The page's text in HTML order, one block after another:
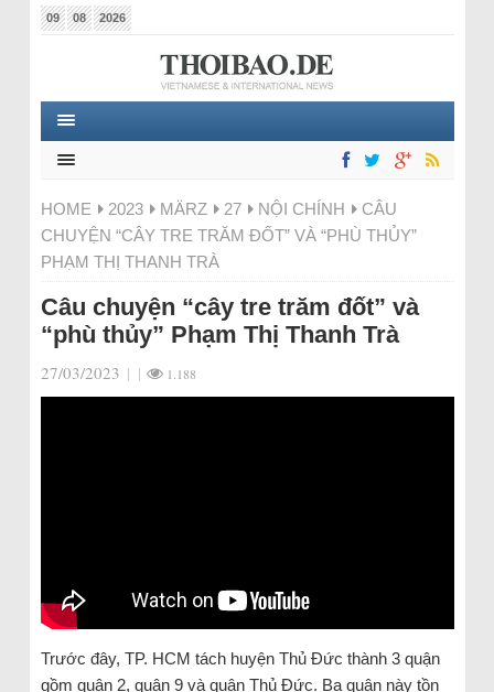
09 08 2026
HOME 2023 MÄRZ 27 NỘI CHÍNH
CÂU
CHUYỆN “CÂY TRE TRĂM ĐỐT” VÀ “PHÙ THỦY”
PHẠM THỊ THANH TRÀ
Câu chuyện “cây tre trăm đốt” và
“phù thủy” Phạm Thị Thanh Trà
27/03/2023 | | 1.188
Trước đây, TP. HCM tách huyện Thủ Đức thành 3 quận
gồm quận 2, quận 9 và quận Thủ Đức. Ba quận này tồn